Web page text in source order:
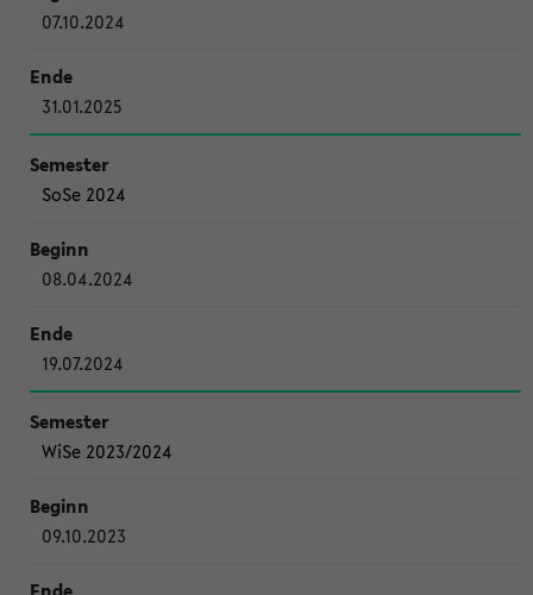
07.10.2024
31.01.2025
SoSe 2024
08.04.2024
19.07.2024
WiSe 2023/2024
09.10.2023